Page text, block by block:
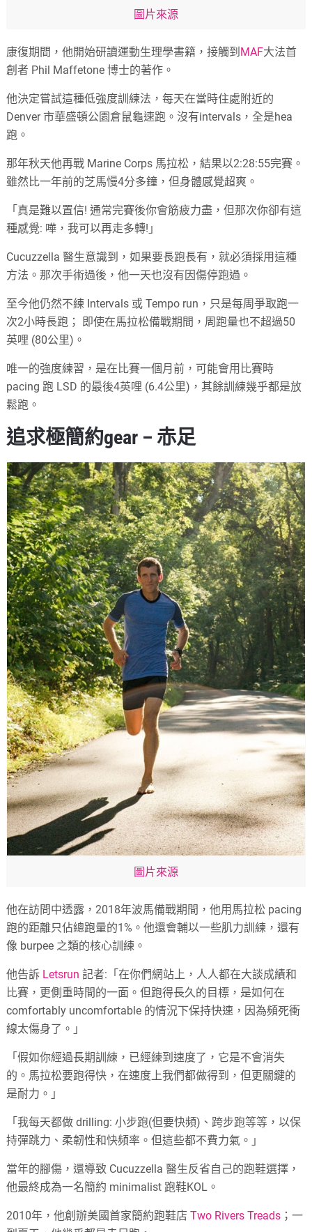
圖片來源
康復期間，他開始研讀運動生理學書籍，接觸到 MAF大法首
創者 Phil Maffetone 博士的著作。
他決定嘗試這種低強度訓練法，每天在當時住處附近的
Denver 市華盛頓公園倉鼠龜速跑。沒有intervals，全是hea
跑。
那年秋天他再戰 Marine Corps 馬拉松，結果以2:28:55完賽。
雖然比一年前的芝馬慢4分多鐘，但身體感覺超爽。
「真是難以置信! 通常完賽後你會筋疲力盡，但那次你卻有這
種感覺: 嘩，我可以再走多轉!」
Cucuzzella 醫生意識到，如果要長跑長有，就必須採用這種
方法。那次手術過後，他一天也沒有因傷停跑過。
至今他仍然不練 Intervals 或 Tempo run，只是每周爭取跑一
次2小時長跑； 即使在馬拉松備戰期間，周跑量也不超過50
英哩 (80公里)。
唯一的強度練習，是在比賽一個月前，可能會用比賽時
pacing 跑 LSD 的最後4英哩 (6.4公里)，其餘訓練幾乎都是放
鬆跑。
追求極簡約gear – 赤足
圖片來源
他在訪問中透露，2018年波馬備戰期間，他用馬拉松 pacing
跑的距離只佔總跑量的1%。他還會輔以一些肌力訓練，還有
像 burpee 之類的核心訓練。
他告訴 Letsrun 記者:「在你們網站上，人人都在大談成績和
比賽，更側重時間的一面。但跑得長久的目標，是如何在
comfortably uncomfortable 的情況下保持快速，因為頻死衝
線太傷身了。」
「假如你經過長期訓練，已經練到速度了，它是不會消失
的。馬拉松要跑得快，在速度上我們都做得到，但更關鍵的
是耐力。」
「我每天都做 drilling: 小步跑(但要快頻)、跨步跑等等，以保
持彈跳力、柔韌性和快頻率。但這些都不費力氣。」
當年的腳傷，還導致 Cucuzzella 醫生反省自己的跑鞋選擇，
他最終成為一名簡約 minimalist 跑鞋KOL。
2010年，他創辦美國首家簡約跑鞋店Two Rivers Treads ；一